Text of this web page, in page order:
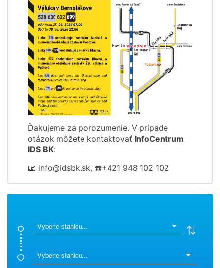
Ďakujeme za porozumenie. V prípade
otázok môžete kontaktovať InfoCentrum
IDS BK:
📧 info@idsbk.sk, ☎️+421 948 102 102